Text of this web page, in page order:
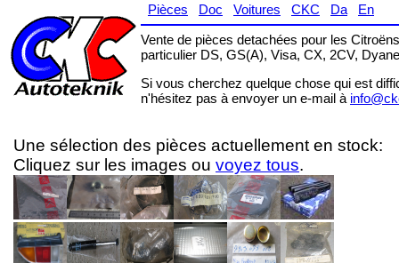
Pièces Doc Voitures CKC Da
En
Vente de pièces detachées pour les
particulier DS, GS(A), Visa, CX, 2CV,
Si vous cherchez quelque chose qui est
n'hésitez pas à envoyer un e-mail à
Une sélection des pièces actuellement en stock:
Cliquez sur les images ou voyez tous.